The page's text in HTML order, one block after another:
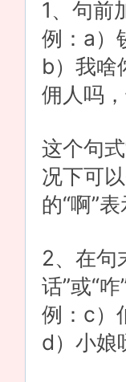
1、句前
例：a）
b）我啥
佣人吗
这个句
况下可
的“啊”
2、在句
话”或“咋”
例：c）
d）小娘